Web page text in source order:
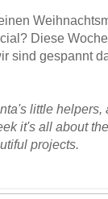
Diese
sind gespannt
little helpers,
it's all about
projects.